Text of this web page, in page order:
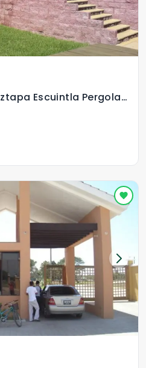
en Venta terreno en Iztapa Escuintla Pergolas del Mar